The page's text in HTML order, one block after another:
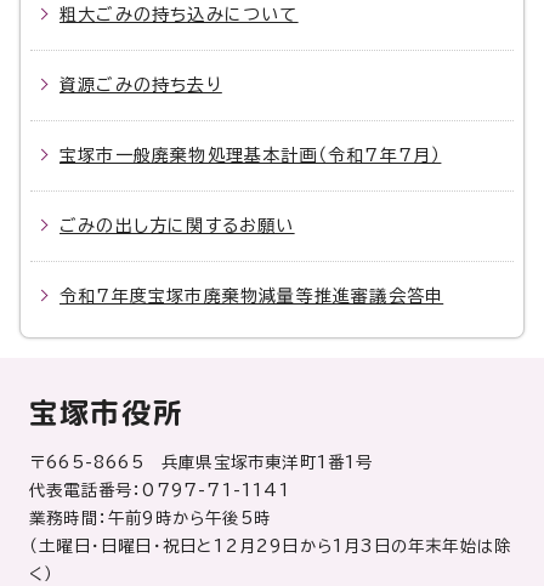
粗大ごみの持ち込みについて
資源ごみの持ち去り
宝塚市一般廃棄物処理基本計画（令和7年7月）
ごみの出し方に関するお願い
令和7年度宝塚市廃棄物減量等推進審議会答申
宝塚市役所
〒665-8665 兵庫県宝塚市東洋町1番1号
代表電話番号：0797-71-1141
業務時間：午前9時から午後5時
（土曜日・日曜日・祝日と12月29日から1月3日の年末年始は除
く）